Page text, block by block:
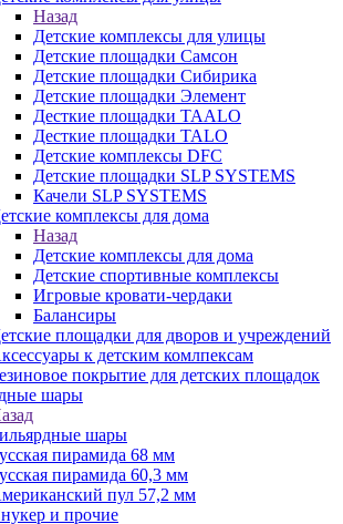
Назад
Детские комплексы для улицы
Детские площадки Самсон
Детские площадки Сибирика
Детские площадки Элемент
Десткие площадки TAALO
Десткие площадки TALO
Детские комплексы DFC
Детские площадки SLP SYSTEMS
Качели SLP SYSTEMS
комплексы для дома
Назад
Детские комплексы для дома
Детские спортивные комплексы
Игровые кровати-чердаки
Балансиры
площадки для дворов и учреждений
к детским комлпексам
покрытие для детских площадок
шары
шары
пирамида 68 мм
пирамида 60,3 мм
пул 57,2 мм
и прочие